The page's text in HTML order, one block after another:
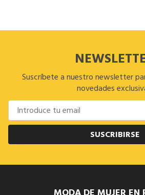
Suscríbete a nuestro newsletter
novedades
SUSCRIBIRSE